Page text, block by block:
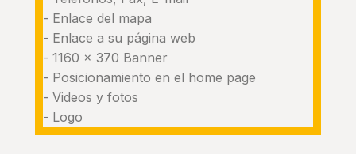
- Enlace del mapa
- Enlace a su página web
- 1160 x 370 Banner
- Posicionamiento en el home page
- Videos y fotos
- Logo